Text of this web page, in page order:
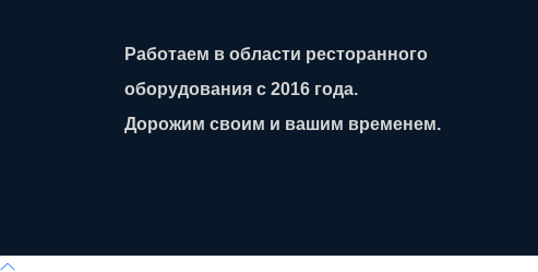
Работаем в области ресторанного
оборудования с 2016 года.
Дорожим своим и вашим временем.